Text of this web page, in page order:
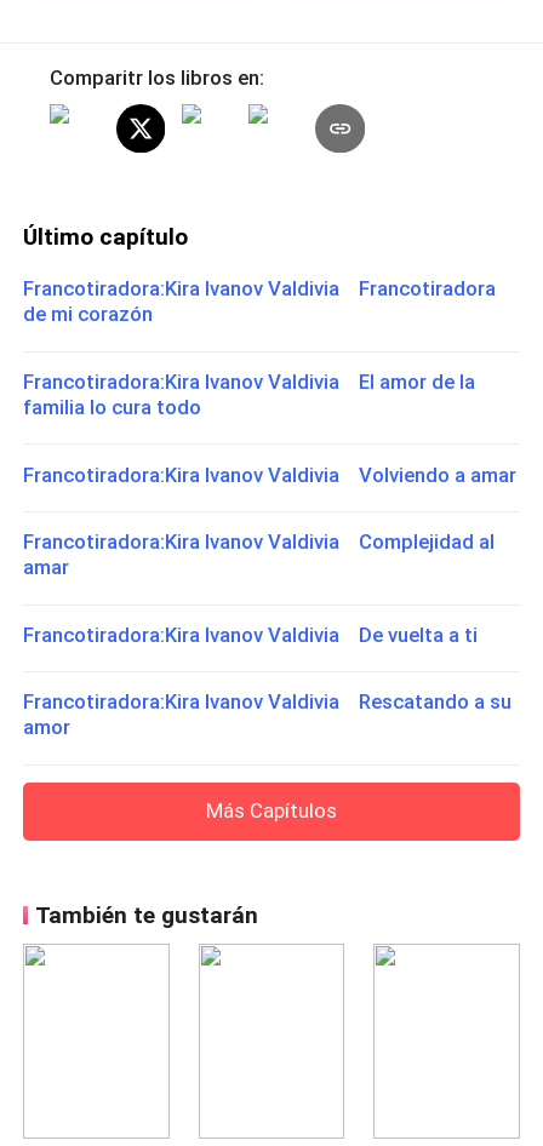
Comparitr los libros en:
Último capítulo
Francotiradora:Kira Ivanov Valdivia Francotiradora
de mi corazón
Francotiradora:Kira Ivanov Valdivia El amor de la
familia lo cura todo
Francotiradora:Kira Ivanov Valdivia Volviendo a amar
Francotiradora:Kira Ivanov Valdivia Complejidad al
amar
Francotiradora:Kira Ivanov Valdivia De vuelta a ti
Francotiradora:Kira Ivanov Valdivia Rescatando a su
amor
Más Capítulos
También te gustarán